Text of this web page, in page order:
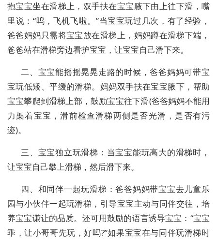
抱宝宝坐在滑梯上，双手扶在宝宝腋下由上往下滑，嘴
里说：“呜，飞机飞啦。”当宝宝玩过几次，有了经验，
爸爸妈妈只需将宝宝放在滑梯上，妈妈蹲在滑梯下端，
爸爸站在滑梯旁边看护宝宝，让宝宝自己滑下来。
二、宝宝能摇摇晃晃走路的时候，爸爸妈妈可带宝
宝玩低矮、平缓的滑梯。妈妈双手扶在宝宝腋下，帮助
宝宝攀爬到滑梯上部，鼓励宝宝往下滑(爸爸妈妈不能用
力架着宝宝，滑前检查滑梯两侧是否光滑，是否有污
迹)。
三、宝宝独立玩滑梯：当宝宝能玩高大的滑梯时，
让宝宝自己攀上滑梯，然后滑下来。
四、和同伴一起玩滑梯：爸爸妈妈带宝宝去儿童乐
园与小伙伴一起玩滑梯，引导宝宝主动与同伴交往，培
养宝宝谦让的品质。还可用鼓励的语言诱导宝宝：“宝宝
乖，让小哥哥先玩，好吗?”如果宝宝在与同伴玩滑梯时